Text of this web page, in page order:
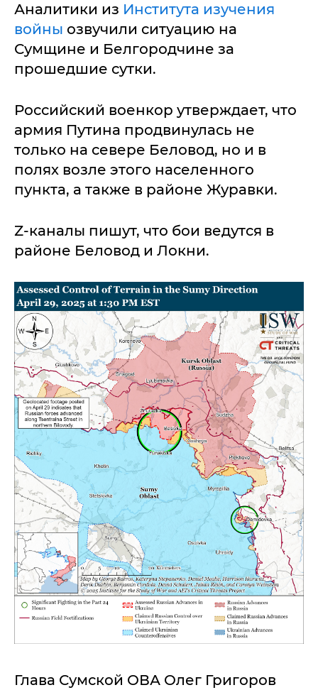
Аналитики из Института изучения
войны озвучили ситуацию на
Сумщине и Белгородчине за
прошедшие сутки.
Российский военкор утверждает, что
армия Путина продвинулась не
только на севере Беловод, но и в
полях возле этого населенного
пункта, а также в районе Журавки.
Z-каналы пишут, что бои ведутся в
районе Беловод и Локни.
Глава Сумской ОВА Олег Григоров